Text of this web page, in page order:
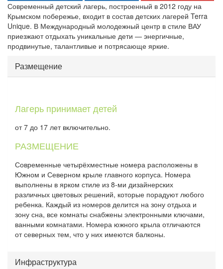
Современный детский лагерь, построенный в 2012 году на
Крымском побережье, входит в состав детских лагерей Terra
Unique. В Международный молодежный центр в стиле ВАУ
приезжают отдыхать уникальные дети — энергичные,
продвинутые, талантливые и потрясающе яркие.
ВКЛАДКИ
Размещение
Лагерь принимает детей
от 7 до 17 лет включительно.
РАЗМЕЩЕНИЕ
Современные четырёхместные номера расположены в
Южном и Северном крыле главного корпуса. Номера
выполнены в ярком стиле из 8-ми дизайнерских
различных цветовых решений, которые порадуют любого
ребенка. Каждый из номеров делится на зону отдыха и
зону сна, все комнаты снабжены электронными ключами,
ванными комнатами. Номера южного крыла отличаются
от северных тем, что у них имеются балконы.
Инфраструктура